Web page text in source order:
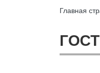
Главная